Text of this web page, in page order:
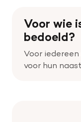
Voor wie
bedoeld?
Voor
voor hun